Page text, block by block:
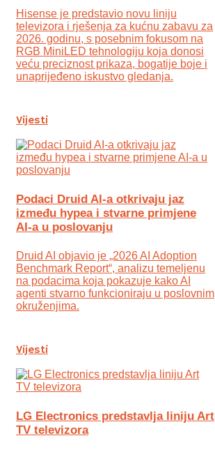
Hisense je predstavio novu liniju
televizora i rješenja za kućnu zabavu za
2026. godinu, s posebnim fokusom na
RGB MiniLED tehnologiju koja donosi
veću preciznost prikaza, bogatije boje i
unaprijeđeno iskustvo gledanja.
Vijesti
Podaci Druid AI-a otkrivaju jaz
između hypea i stvarne primjene
AI-a u poslovanju
Druid AI objavio je „2026 AI Adoption
Benchmark Report“, analizu temeljenu
na podacima koja pokazuje kako AI
agenti stvarno funkcioniraju u poslovnim
okruženjima.
Vijesti
LG Electronics predstavlja liniju Art
TV televizora